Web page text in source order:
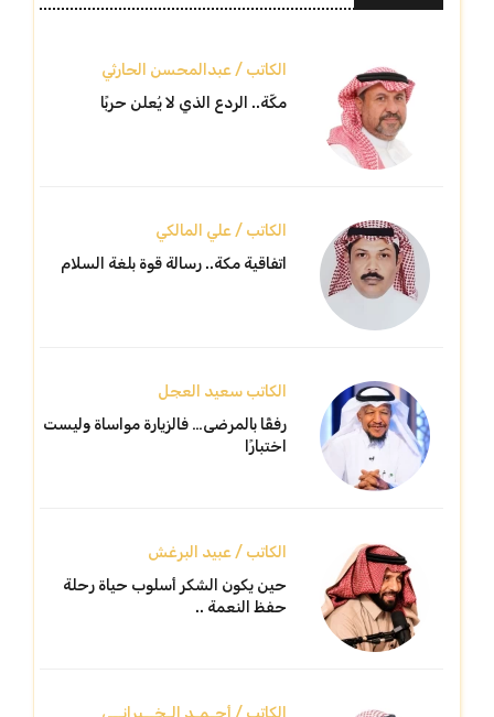
الكاتب / عبدالمحسن الحارثي
مكّة.. الردع الذي لا يُعلن حربًا
الكاتب / علي المالكي
اتفاقية مكة.. رسالة قوة بلغة السلام
الكاتب سعيد العجل
رفقًا بالمرضى… فالزيارة مواساة وليست
اختبارًا
الكاتب / عبيد البرغش
حين يكون الشكر أسلوب حياة رحلة
حفظ النعمة ..
الكاتب / أحـمـد الـخــبرانــي